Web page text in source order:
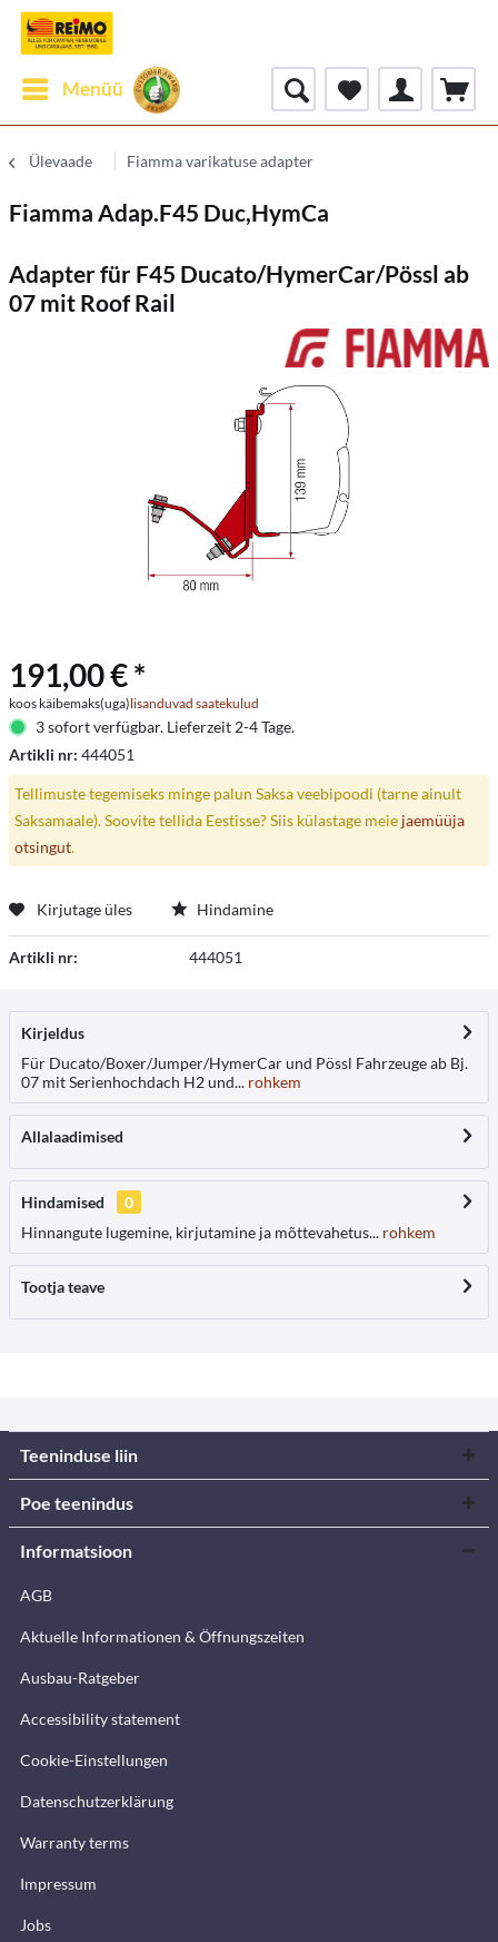
Menüü
Ülevaade Fiamma varikatuse adapter
Fiamma Adap.F45 Duc,HymCa
Adapter für F45 Ducato/HymerCar/Pössl ab
07 mit Roof Rail
191,00 € *
koos käibemaks(uga)lisanduvad saatekulud
3 sofort verfügbar. Lieferzeit 2-4 Tage.
Artikli nr: 444051
Tellimuste tegemiseks minge palun Saksa veebipoodi (tarne ainult
Saksamaale). Soovite tellida Eestisse? Siis külastage meie jaemüüja
otsingut.
Kirjutage üles Hindamine
Artikli nr: 444051
Kirjeldus
Für Ducato/Boxer/Jumper/HymerCar und Pössl Fahrzeuge ab Bj.
07 mit Serienhochdach H2 und... rohkem
Allalaadimised
Hindamised
0
Hinnangute lugemine, kirjutamine ja mõttevahetus... rohkem
Tootja teave
Teeninduse liin
Poe teenindus
Informatsioon
AGB
Aktuelle Informationen & Öffnungszeiten
Ausbau-Ratgeber
Accessibility statement
Cookie-Einstellungen
Datenschutzerklärung
Warranty terms
Impressum
Jobs